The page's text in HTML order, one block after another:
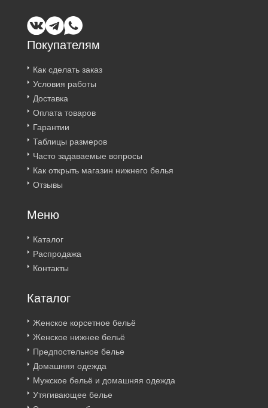
Покупателям
Как сделать заказ
Условия работы
Доставка
Оплата товаров
Гарантии
Таблицы размеров
Часто задаваемые вопросы
Как открыть магазин нижнего белья
Отзывы
Меню
Каталог
Распродажа
Контакты
Каталог
Женское корсетное бельё
Женское нижнее бельё
Предпостельное белье
Домашняя одежда
Мужское бельё и домашняя одежда
Утягивающее белье